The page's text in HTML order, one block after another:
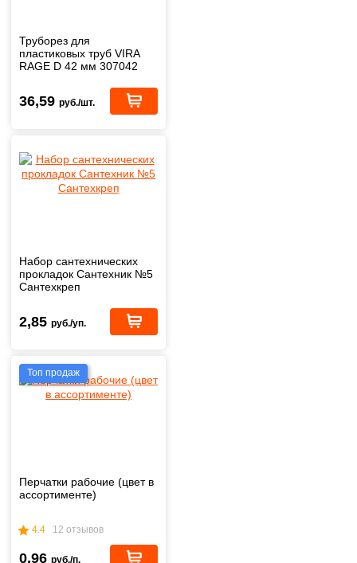
Труборез для
пластиковых труб VIRA
RAGE D 42 мм 307042
36,59 руб./шт.
Набор сантехнических
прокладок Сантехник №5
Сантехкреп
2,85 руб./уп.
Топ продаж
Перчатки рабочие (цвет в
ассортименте)
4.4 12 отзывов
0,96 руб./п.